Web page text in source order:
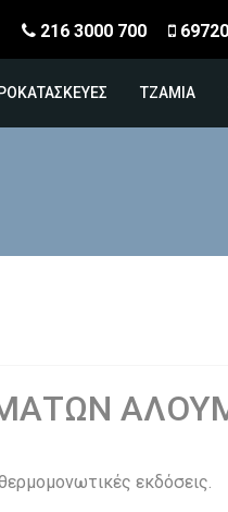
216 3000 700
ΤΖΑΜΙΑ
εκδόσεις.